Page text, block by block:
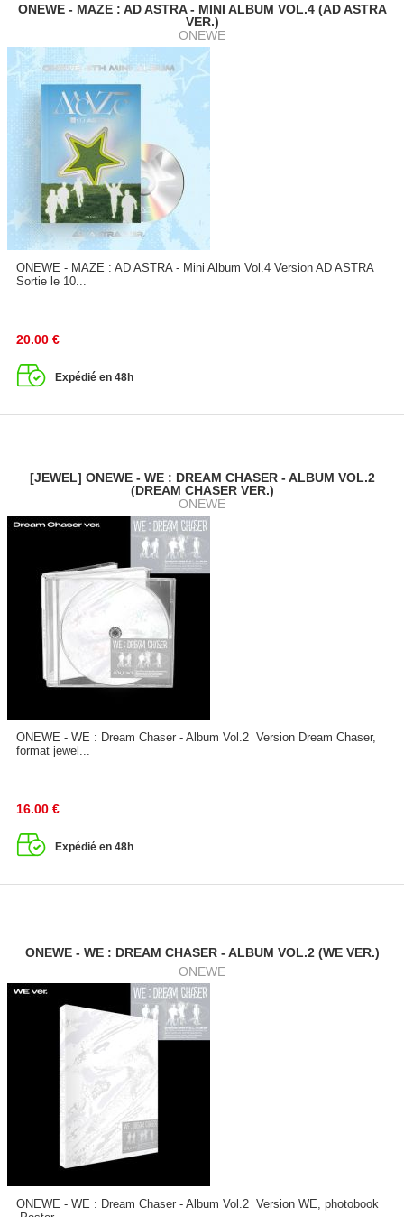
ONEWE - MAZE : AD ASTRA - MINI ALBUM VOL.4 (AD ASTRA
VER.)
ONEWE
ONEWE - MAZE : AD ASTRA - Mini Album Vol.4 Version AD ASTRA
Sortie le 10...
20.00 €
Expédié en 48h
[JEWEL] ONEWE - WE : DREAM CHASER - ALBUM VOL.2
(DREAM CHASER VER.)
ONEWE
ONEWE - WE : Dream Chaser - Album Vol.2 Version Dream Chaser,
format jewel...
16.00 €
Expédié en 48h
ONEWE - WE : DREAM CHASER - ALBUM VOL.2 (WE VER.)
ONEWE
ONEWE - WE : Dream Chaser - Album Vol.2 Version WE, photobook